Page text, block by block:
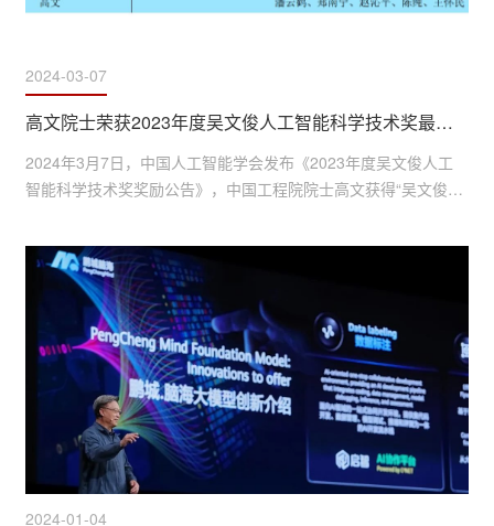
2024-03-07
高文院士荣获2023年度吴文俊人工智能科学技术奖最高成就奖
2024年3月7日，中国人工智能学会发布《2023年度吴文俊人工
智能科学技术奖奖励公告》，中国工程院院士高文获得“吴文俊人
誉为“中国智能科技最高奖”，具备提名推荐国家科学技术奖资
格，代表人工智能领域的最高荣誉象征。该奖项设立于2011年，
以人民科学家、人工智能先驱、中国人工智能学会原名誉理事长
吴文俊先生命名，由中国人工智能学会发起设立，奖励在智能科
学...
2024-01-04